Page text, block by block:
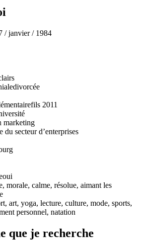
/ janvier / 1984
divorcée
fils 2011
marketing
du secteur d’enterprises
oui
morale, calme, résolue, aimant les
art, yoga, lecture, culture, mode, sports,
personnel, natation
que je recherche